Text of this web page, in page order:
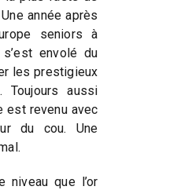
année après
seniors à
s’est envolé du
les prestigieux
Toujours aussi
est revenu avec
du cou. Une
niveau que l’or